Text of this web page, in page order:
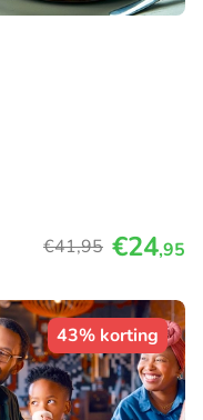
€41,95 €24,95
43% korting